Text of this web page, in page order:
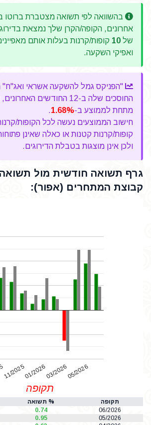
בהשוואה לפי תשואה מצטברת ברוטו
אחרונים, הקופה/הקרן שלך נמצאת בדירוג
של 10 קופות/קרנות בעלות אותם
ואפיקי השקעה.
"הפניקס גמל להשקעה אשראי ואג"ח"
החוסכים שלה ב-12 החודשים
מתחת לממוצע ב-1.68%
.
חישוב הממוצעים נעשה לכל הקופות/
קופות/קרנות קטנות או כאלה שאינן
ולכן אינן מוצגות בטבלת הדירוגים.
גרף תשואה חודשית מול
קבוצת המתחרים (אפור):
11/202501/202603/202605/2026
תקופה
תקופה % תשואה
06/2026
0.74
05/2026
0.95